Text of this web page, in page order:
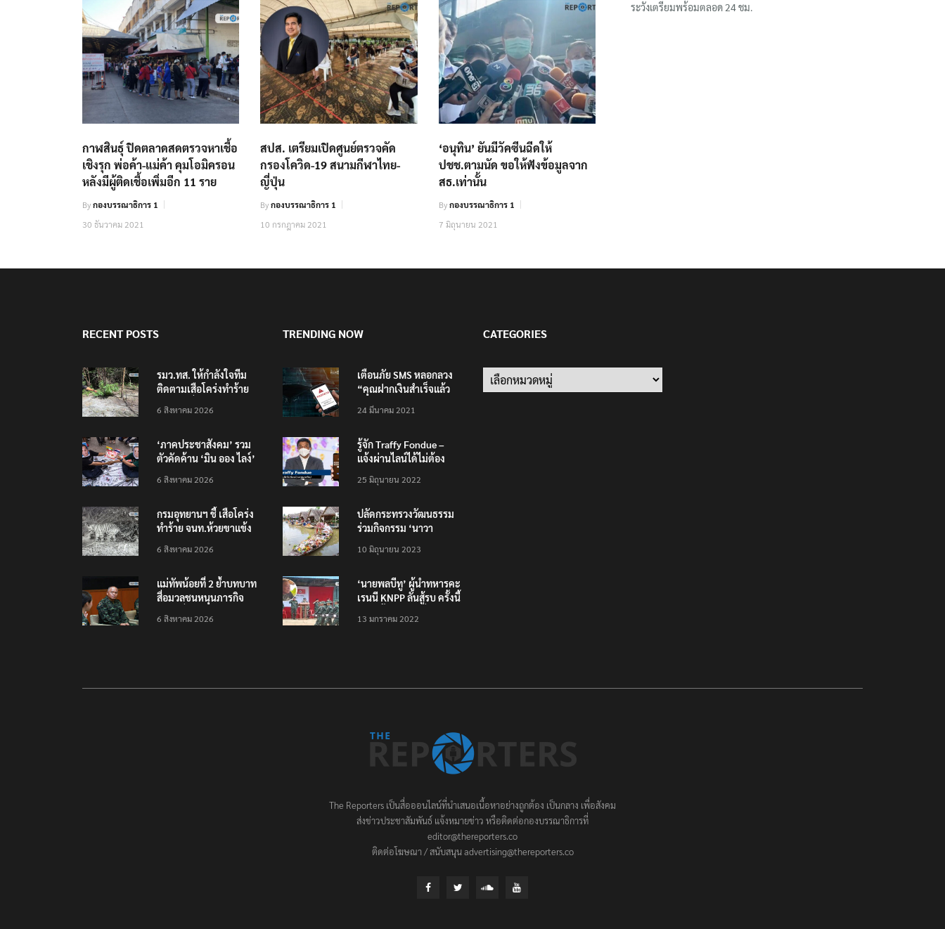
กาฬสินธุ์ ปิดตลาดสดตรวจหาเชื้อ
เชิงรุก พ่อค้า-แม่ค้า คุมโอมิครอน
หลังมีผู้ติดเชื้อเพิ่มอีก 11 ราย
Byกองบรรณาธิการ 1
30 ธันวาคม 2021
สปส. เตรียมเปิดศูนย์ตรวจคัด
กรองโควิด-19 สนามกีฬาไทย-
ญี่ปุ่น
Byกองบรรณาธิการ 1
10 กรกฎาคม 2021
‘อนุทิน’ ยันมีวัคซีนฉีดให้
ปชช.ตามนัด ขอให้ฟังข้อมูลจาก
สธ.เท่านั้น
Byกองบรรณาธิการ 1
7 มิถุนายน 2021
ระวังเตรียมพร้อมตลอด 24 ชม.
RECENT POSTS
รมว.ทส. ให้กำลังใจทีม
ติดตามเสือโคร่งทำร้าย
6 สิงหาคม 2026
‘ภาคประชาสังคม’ รวม
ตัวคัดค้าน ‘มิน ออง ไลง์’
ต้อนรับอาชญากร’
6 สิงหาคม 2026
กรมอุทยานฯ ชี้ เสือโคร่ง
ทำร้าย จนท.ห้วยขาแข้ง
บังเอิญ ไม่เข้าข่าย ‘เสือ
6 สิงหาคม 2026
แม่ทัพน้อยที่ 2 ย้ำบทบาท
สื่อมวลชนหนุนภารกิจ
6 สิงหาคม 2026
TRENDING NOW
เตือนภัย SMS หลอกลวง
“คุณฝากเงินสำเร็จแล้ว
200,000 บาท”
24 มีนาคม 2021
รู้จัก Traffy Fondue –
แจ้งผ่านไลน์ได้ไม่ต้อง
ทั่วไทย ไม่ใช่แค่ในกรุง
25 มิถุนายน 2022
ปลัดกระทรวงวัฒนธรรม
ร่วมกิจกรรม ‘นาวา
ตักบาตรทางน้ำ
10 มิถุนายน 2023
‘นายพลบีทู’ ผู้นำทหารคะ
เรนนี KNPP ลั่นสู้รบ ครั้งนี้
ประชาชนต้องชนะ
13 มกราคม 2022
CATEGORIES
Categories
The Reporters เป็นสื่อออนไลน์ที่นำเสนอเนื้อหาอย่างถูกต้อง เป็นกลาง เพื่อสังคม
ส่งข่าวประชาสัมพันธ์ แจ้งหมายข่าว หรือติดต่อกองบรรณาธิการที่
editor@thereporters.co
ติดต่อโฆษณา / สนับสนุน advertising@thereporters.co